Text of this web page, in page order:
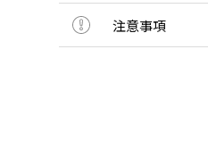
注意事項